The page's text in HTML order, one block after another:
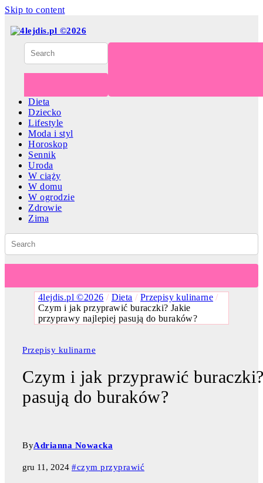
Skip to content
Dieta
Dziecko
Lifestyle
Moda i styl
Horoskop
Sennik
Uroda
W ciąży
W domu
W ogrodzie
Zdrowie
Zima
4lejdis.pl ©2026 / Dieta / Przepisy kulinarne /
Czym i jak przyprawić buraczki? Jakie
przyprawy najlepiej pasują do buraków?
Przepisy kulinarne
Czym i jak przyprawić
pasują do buraków?
ByAdrianna Nowacka
gru 11, 2024 #czym przyprawić